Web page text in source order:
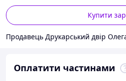
Купити
Продавець Друкарський двір
Оплатити частинами